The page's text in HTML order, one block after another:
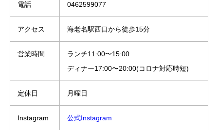
電話 0462599077
アクセス 海老名駅西口から徒歩15分
営業時間
ランチ11:00〜15:00
ディナー17:00〜20:00(コロナ対応時短)
定休日 月曜日
Instagram 公式Instagram